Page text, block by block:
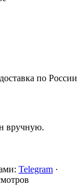
по России
вручную.
Telegram ·